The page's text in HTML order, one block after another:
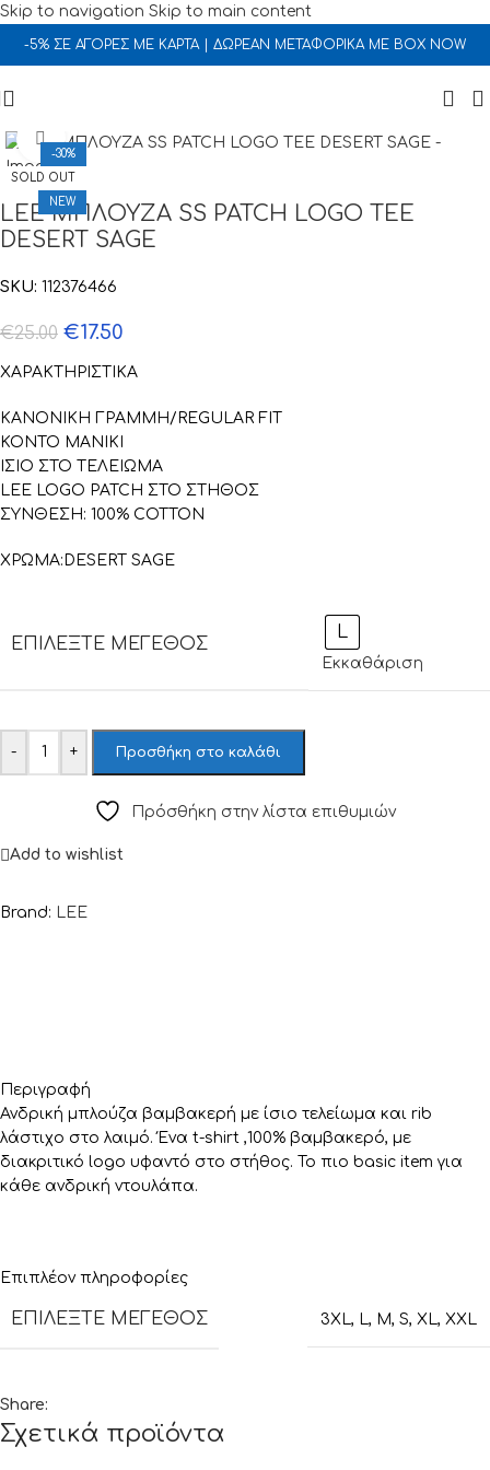
Skip to navigation Skip to main content
-5% ΣΕ ΑΓΟΡΕΣ ΜΕ ΚΑΡΤΑ | ΔΩΡΕΑΝ ΜΕΤΑΦΟΡΙΚΑ ΜΕ BOX NOW
-30%
SOLD OUT
NEW
Click to enlarge
LEE ΜΠΛΟΥΖΑ SS PATCH LOGO TEE
DESERT SAGE
SKU: 112376466
€25.00 €17.50
ΧΑΡΑΚΤΗΡΙΣΤΙΚΑ
ΚΑΝΟΝΙΚΗ ΓΡΑΜΜΗ/REGULAR FIT
ΚΟΝΤΟ ΜΑΝΙΚΙ
ΙΣΙΟ ΣΤΟ ΤΕΛΕΙΩΜΑ
LEE LOGO PATCH ΣΤΟ ΣΤΗΘΟΣ
ΣΥΝΘΕΣΗ: 100% COTTON
ΧΡΩΜΑ:DESERT SAGE
ΕΠΙΛΈΞΤΕ ΜΈΓΕΘΟΣ
L
Εκκαθάριση
- + Προσθήκη στο καλάθι
Πρόσθήκη στην λίστα επιθυμιών
Add to wishlist
Brand: LEE
Περιγραφή
Ανδρική μπλούζα βαμβακερή με ίσιο τελείωμα και rib
λάστιχο στο λαιμό. Ένα t-shirt ,100% βαμβακερό, με
διακριτικό logo υφαντό στο στήθος. Το πιο basic item για
κάθε ανδρική ντουλάπα.
Επιπλέον πληροφορίες
ΕΠΙΛΈΞΤΕ ΜΈΓΕΘΟΣ 3XL, L, M, S, XL, XXL
Share:
Σχετικά προϊόντα